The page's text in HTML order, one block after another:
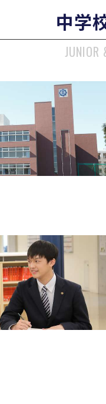
中学
JUNIOR